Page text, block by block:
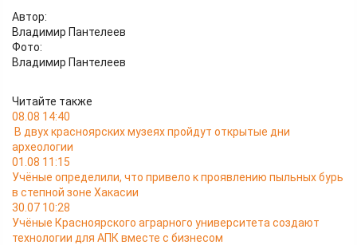
Автор:
Владимир Пантелеев
Фото:
Владимир Пантелеев
Читайте также
08.08 14:40
В двух красноярских музеях пройдут открытые дни
археологии
01.08 11:15
Учёные определили, что привело к проявлению пыльных бурь
в степной зоне Хакасии
30.07 10:28
Учёные Красноярского аграрного университета создают
технологии для АПК вместе с бизнесом